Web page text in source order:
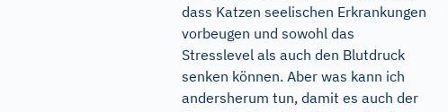
dass Katzen seelischen Erkrankungen
vorbeugen und sowohl das
Stresslevel als auch den Blutdruck
senken können. Aber was kann ich
andersherum tun, damit es auch der